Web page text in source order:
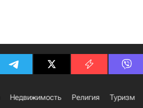
Недвижимость Религия Туризм